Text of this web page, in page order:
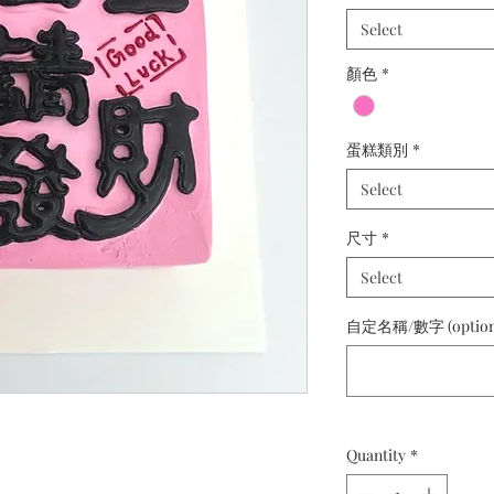
Select
顏色 *
蛋糕類別 *
Select
尺寸 *
Select
自定名稱/數字
Quantity *